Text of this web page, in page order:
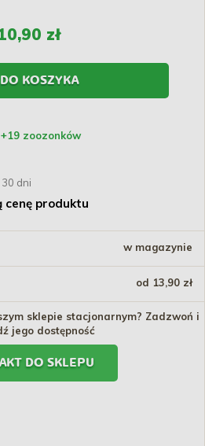
zł
DO KOSZYKA
+19 zoozonków
dni
produktu
w magazynie
od 13,90 zł
sklepie stacjonarnym? Zadzwoń i
jego dostępność
DO SKLEPU